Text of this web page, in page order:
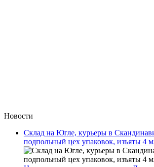
Новости
Склад на Югле, курьеры в
подпольный цех упаковок, изъяты 4